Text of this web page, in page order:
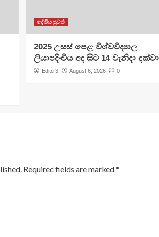
දේශීය පුවත්
​2025 උසස් පෙළ විශ්වවිද්‍යාල
ලියාපදිංචිය අද සිට 14 වැනිදා දක්වා
Editor3 August 6, 2026 0
Required fields are marked*